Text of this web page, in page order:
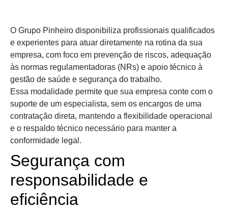
O Grupo Pinheiro disponibiliza profissionais qualificados
e experientes para atuar diretamente na rotina da sua
empresa, com foco em prevenção de riscos, adequação
às normas regulamentadoras (NRs) e apoio técnico à
gestão de saúde e segurança do trabalho.
Essa modalidade permite que sua empresa conte com o
suporte de um especialista, sem os encargos de uma
contratação direta, mantendo a flexibilidade operacional
e o respaldo técnico necessário para manter a
conformidade legal.
Segurança com
responsabilidade e
eficiência